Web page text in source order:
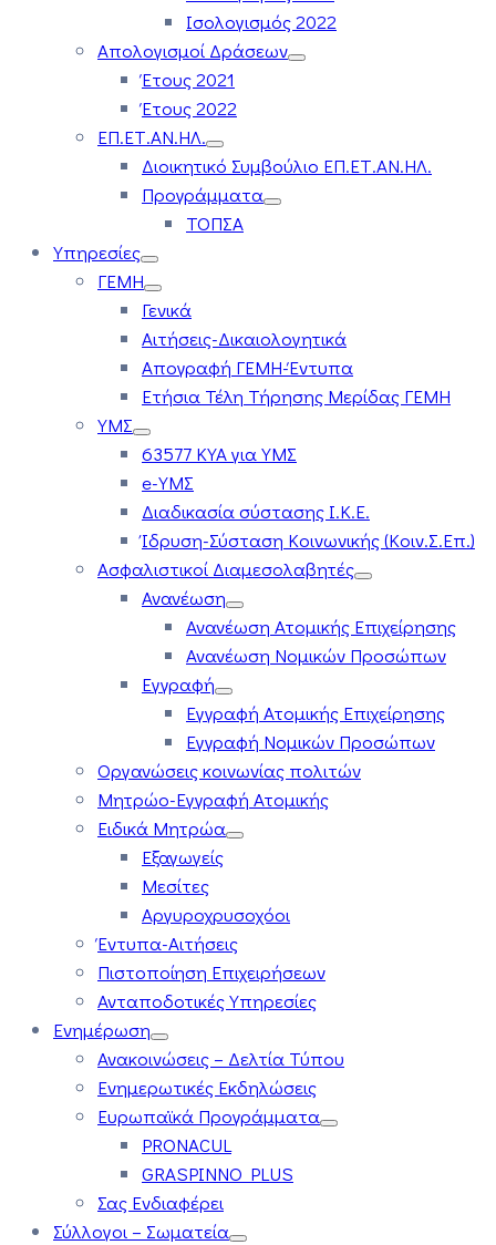
Ισολογισμός 2022
Απολογισμοί Δράσεων
Έτους 2021
Έτους 2022
ΕΠ.ΕΤ.ΑΝ.ΗΛ.
Διοικητικό Συμβούλιο ΕΠ.ΕΤ.ΑΝ.ΗΛ.
Προγράμματα
ΤΟΠΣΑ
Υπηρεσίες
ΓΕΜΗ
Γενικά
Αιτήσεις-Δικαιολογητικά
Απογραφή ΓΕΜΗ-Έντυπα
Ετήσια Τέλη Τήρησης Μερίδας ΓΕΜΗ
ΥΜΣ
63577 ΚΥΑ για ΥΜΣ
e-ΥΜΣ
Διαδικασία σύστασης Ι.Κ.Ε.
Ίδρυση-Σύσταση Κοινωνικής (Κοιν.Σ.Επ.)
Ασφαλιστικοί Διαμεσολαβητές
Ανανέωση
Ανανέωση Ατομικής Επιχείρησης
Ανανέωση Νομικών Προσώπων
Εγγραφή
Εγγραφή Ατομικής Επιχείρησης
Εγγραφή Νομικών Προσώπων
Οργανώσεις κοινωνίας πολιτών
Μητρώο-Εγγραφή Ατομικής
Ειδικά Μητρώα
Εξαγωγείς
Μεσίτες
Αργυροχρυσοχόοι
Έντυπα-Αιτήσεις
Πιστοποίηση Επιχειρήσεων
Ανταποδοτικές Υπηρεσίες
Ενημέρωση
Ανακοινώσεις – Δελτία Τύπου
Ενημερωτικές Εκδηλώσεις
Ευρωπαϊκά Προγράμματα
PRONACUL
GRASPINNO PLUS
Σας Ενδιαφέρει
Σύλλογοι – Σωματεία